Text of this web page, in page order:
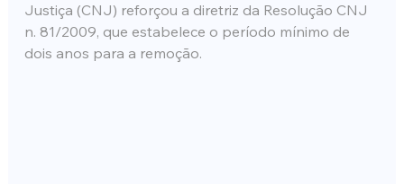
Justiça (CNJ) reforçou a diretriz da Resolução CNJ
n. 81/2009, que estabelece o período mínimo de
dois anos para a remoção.